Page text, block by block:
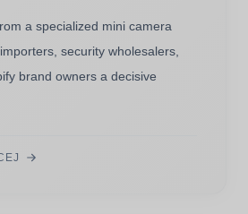
a specialized mini camera
security wholesalers,
brand owners a decisive